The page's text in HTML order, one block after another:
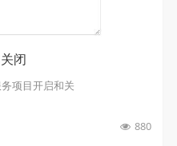
闭
项目开启和关
880